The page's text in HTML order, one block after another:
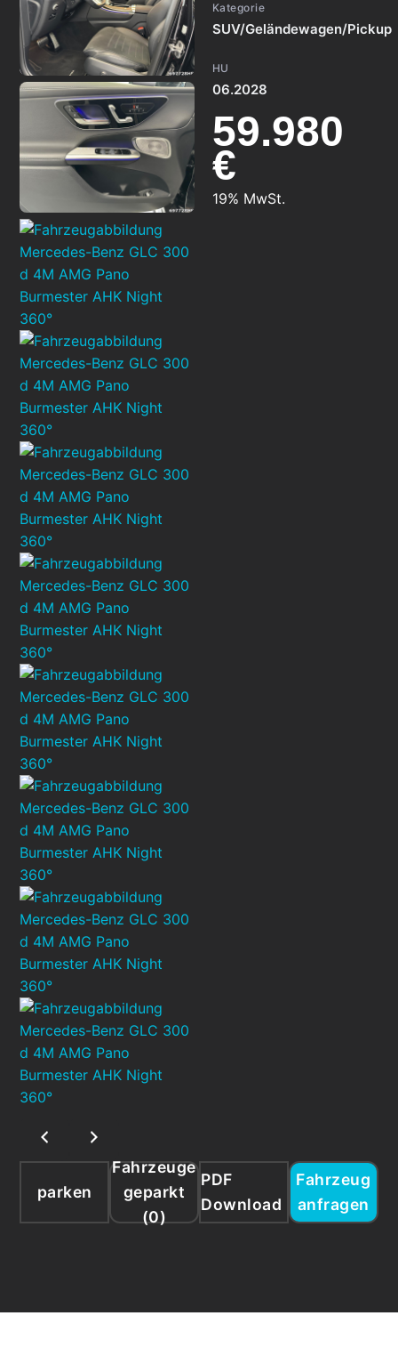
Kategorie
SUV/Geländewagen/Pickup
HU
06.2028
59.980
€
19% MwSt.
parken
Fahrzeuge
geparkt
(0)
PDF
Download
Fahrzeug
anfragen